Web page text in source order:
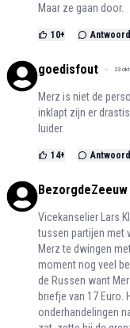
Maar ze gaan door.
10+ Antwoord
goedisfout 23
Merz is niet de
inklapt zijn er
luider.
14+ Antwoord
BezorgdeZeeuw
Vicekanselier Lars
tussen partijen met
Merz te dwingen
moment nog veel
de Russen want
briefje van 17 Euro.
onderhandelingen